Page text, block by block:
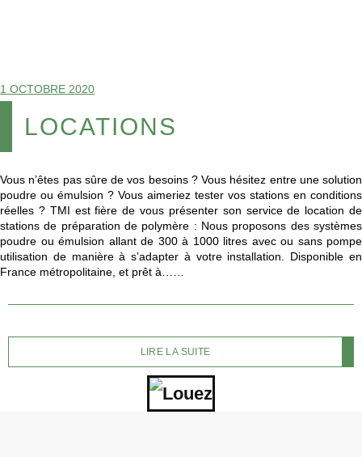
1 OCTOBRE 2020
LOCATIONS
Vous n’êtes pas sûre de vos besoins ? Vous hésitez entre une solution
poudre ou émulsion ? Vous aimeriez tester vos stations en conditions
réelles ? TMI est fière de vous présenter son service de location de
stations de préparation de polymère : Nous proposons des systèmes
poudre ou émulsion allant de 300 à 1000 litres avec ou sans pompe
utilisation de manière à s’adapter à votre installation. Disponible en
France métropolitaine, et prêt à……
LIRE LA SUITE